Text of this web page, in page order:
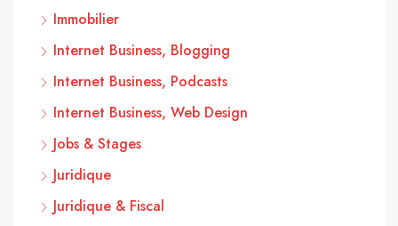
Immobilier
Internet Business, Blogging
Internet Business, Podcasts
Internet Business, Web Design
Jobs & Stages
Juridique
Juridique & Fiscal